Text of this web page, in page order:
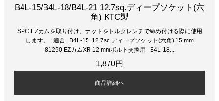
B4L-15/B4L-18/B4L-21 12.7sq.ディープソケット(六
角) KTC製
SPC EZカムを取り付け、ナットをトルクレンチで締め付ける際に使用
します。 適合: B4L-15 12.7sq.ディープソケット(六角) 15 mm
81250 EZカムXR 12 mmボルト交換用 B4L-18...
1,870円
商品詳細へ